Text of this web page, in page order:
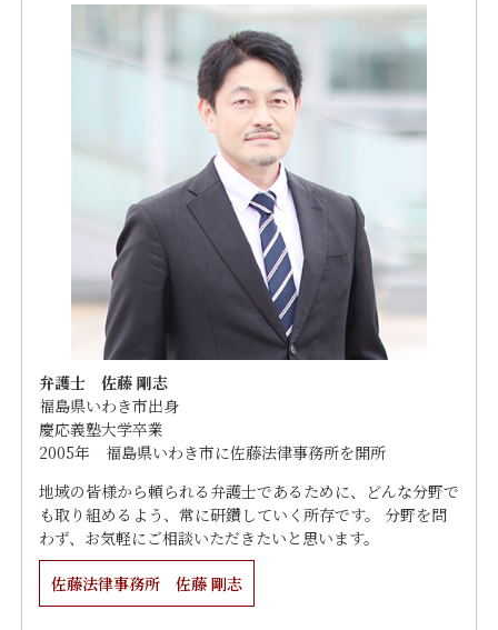
弁護士 佐藤 剛志
福島県いわき市出身
慶応義塾大学卒業
2005年 福島県いわき市に佐藤法律事務所を開所
地域の皆様から頼られる弁護士であるために、どんな分野で
も取り組めるよう、常に研鑽していく所存です。 分野を問
わず、お気軽にご相談いただきたいと思います。
佐藤法律事務所 佐藤 剛志